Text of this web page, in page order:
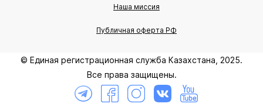
Наша миссия
Публичная оферта РФ
© Единая регистрационная служба Казахстана, 2025.
Все права защищены.